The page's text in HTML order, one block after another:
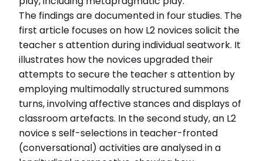
The findings are documented in four studies. The
first article focuses on how L2 novices solicit the
teacher s attention during individual seatwork. It
illustrates how the novices upgraded their
attempts to secure the teacher s attention by
employing multimodally structured summons
turns, involving affective stances and displays of
classroom artefacts. In the second study, an L2
novice s self-selections in teacher-fronted
(conversational) activities are analysed in a